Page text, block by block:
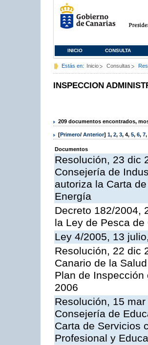
INICIO CONSULTA
Estás en: Inicio Consultas
INSPECCION
209 documentos encontrados,
[Primero/ Anterior] 1, 2, 3, 4, 5, 6, 7,
Documentos
Resolución, 23 dic
Consejería de
autoriza la Carta
Energía
Decreto 182/2004,
la Ley de Pesca de
Ley 4/2005, 13
Resolución, 22 dic
Canario de la
Plan de
2006
Resolución, 15
Consejería de
Carta de Servicios
Profesional y